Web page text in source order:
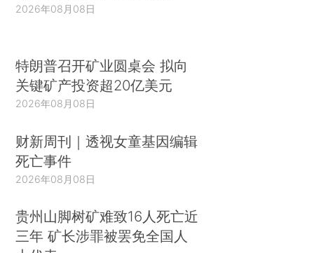
2026年08月08日
特朗普召开矿业圆桌会 拟向
关键矿产投资超20亿美元
2026年08月08日
财新周刊｜透视女童基因编辑
死亡事件
2026年08月08日
贵州山脚树矿难致16人死亡近
三年 矿长涉罪被罢免全国人